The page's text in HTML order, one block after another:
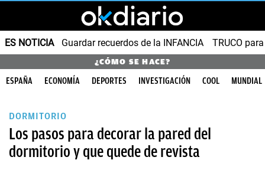
ES NOTICIA Guardar recuerdos de la INFANCIA TRUCO
¿CÓMO SE HACE?
ESPAÑA ECONOMÍA DEPORTES INVESTIGACIÓN COOL MUNDIAL
DORMITORIO
Los pasos para decorar la pared del
dormitorio y que quede de revista